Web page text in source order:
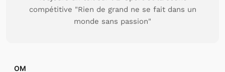
compétitive "Rien de grand ne se fait dans un
monde sans passion"
OM